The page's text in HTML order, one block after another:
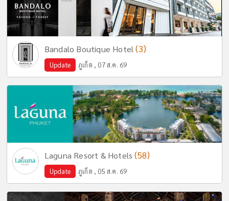
Bandalo Boutique Hotel(3)
Update ภูเก็ต , 07 ส.ค. 69
Laguna Resort & Hotels(58)
Update ภูเก็ต , 05 ส.ค. 69